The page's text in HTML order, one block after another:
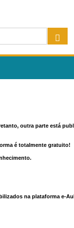
outra parte está
é totalmente gratuito!
na plataforma e-